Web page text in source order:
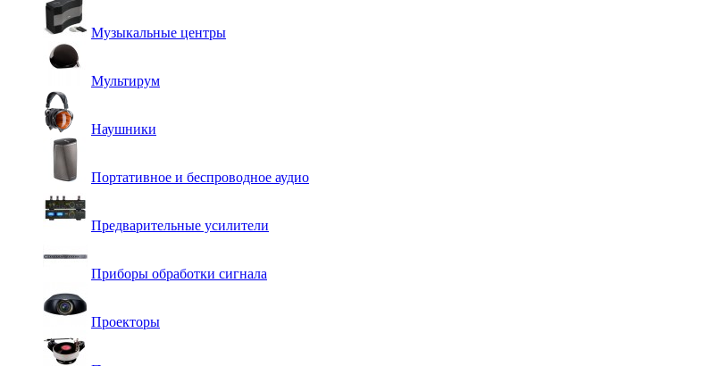
Музыкальные центры
Мультирум
Наушники
Портативное и беспроводное аудио
Предварительные усилители
Приборы обработки сигнала
Проекторы